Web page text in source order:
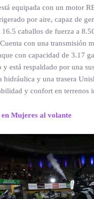
equipada con un motor
por aire, capaz de
caballos de fuerza a
con una transmisión
con capacidad de 3.17
y está respaldado por una
hidráulica y una trasera
y confort en terrenos
Mujeres al volante